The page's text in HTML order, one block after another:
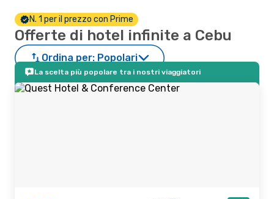
N. 1 per il prezzo con Prime
Offerte di hotel infinite a Cebu
Ordina per: Popolari
La scelta più popolare tra i nostri viaggiatori